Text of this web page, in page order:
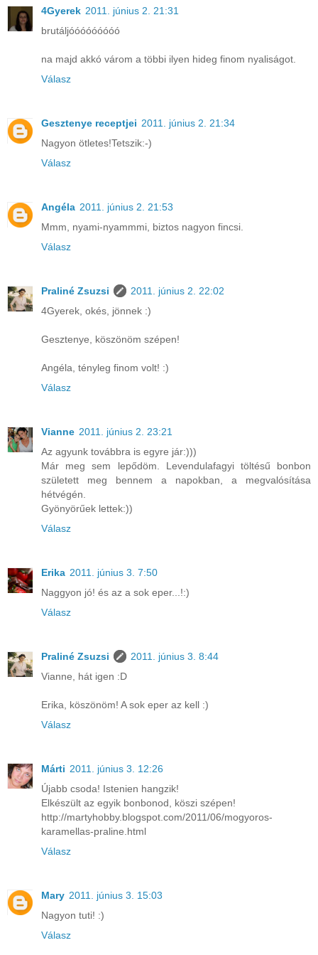
4Gyerek 2011. június 2. 21:31
brutáljóóóóóóóóó
na majd akkó várom a többi ilyen hideg finom nyaliságot.
Válasz
Gesztenye receptjei 2011. június 2. 21:34
Nagyon ötletes!Tetszik:-)
Válasz
Angéla 2011. június 2. 21:53
Mmm, nyami-nyammmi, biztos nagyon fincsi.
Válasz
Praliné Zsuzsi
2011. június 2. 22:02
4Gyerek, okés, jönnek :)
Gesztenye, köszönöm szépen!
Angéla, tényleg finom volt! :)
Válasz
Vianne 2011. június 2. 23:21
Az agyunk továbbra is egyre jár:)))
Már meg sem lepődöm. Levendulafagyi töltésű bonbon
született meg bennem a napokban, a megvalósítása
hétvégén.
Gyönyörűek lettek:))
Válasz
Erika 2011. június 3. 7:50
Naggyon jó! és az a sok eper...!:)
Válasz
Praliné Zsuzsi
2011. június 3. 8:44
Vianne, hát igen :D
Erika, köszönöm! A sok eper az kell :)
Válasz
Márti 2011. június 3. 12:26
Újabb csoda! Istenien hangzik!
Elkészült az egyik bonbonod, köszi szépen!
http://martyhobby.blogspot.com/2011/06/mogyoros-
karamellas-praline.html
Válasz
Mary 2011. június 3. 15:03
Nagyon tuti! :)
Válasz